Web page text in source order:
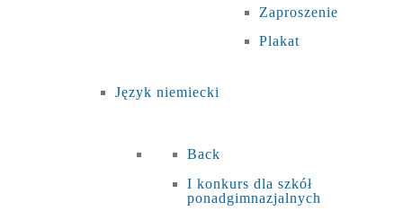
Zaproszenie
Plakat
Język niemiecki
Back
I konkurs dla szkół
ponadgimnazjalnych